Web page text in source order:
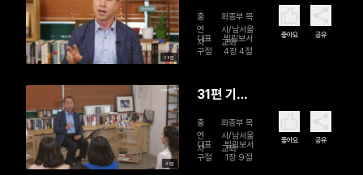
38분
하게 하라
(2)
출
연
자
화종부 목
사/남서울
교회
대표
구절
빌립보서
4장 4절
좋아요 공유
41분
31편 기쁨
하게 하라
(1)
출
연
자
화종부 목
사/남서울
교회
대표
구절
빌립보서
1장 9절
좋아요 공유